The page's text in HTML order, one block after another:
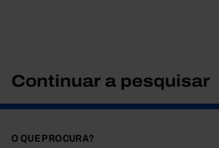
Continuar a pesquisar
O QUE PROCURA?